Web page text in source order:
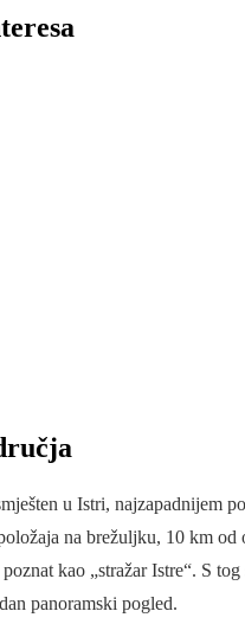
u Istri, najzapadnijem
na brežuljku, 10 km od
kao „stražar Istre“. S tog
panoramski pogled.